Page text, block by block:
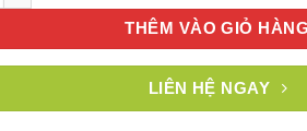
THÊM VÀO GIỎ HÀNG
LIÊN HỆ NGAY